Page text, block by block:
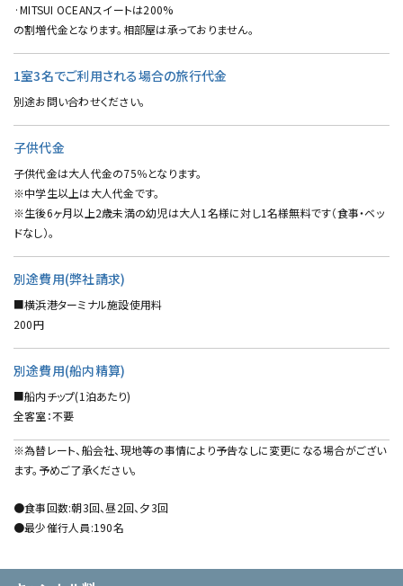
·MITSUI OCEANスイートは200%
の割増代金となります。相部屋は承っておりません。
1室3名でご利用される場合の旅行代金
別途お問い合わせください。
子供代金
子供代金は大人代金の75％となります。
※中学生以上は大人代金です。
※生後6ヶ月以上2歳未満の幼児は大人1名様に対し1名様無料です（食事・ベッ
ドなし）。
別途費用(弊社請求)
■横浜港ターミナル施設使用料
200円
別途費用(船内精算)
■船内チップ(1泊あたり)
全客室：不要
※為替レート、船会社、現地等の事情により予告なしに変更になる場合がござい
ます。予めご了承ください。
●食事回数:朝3回、昼2回、夕3回
●最少催行人員:190名